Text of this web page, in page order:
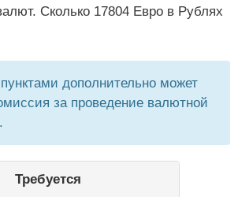
Сколько 17804 Евро в Рублях
дополнительно может
за проведение валютной
Требуется